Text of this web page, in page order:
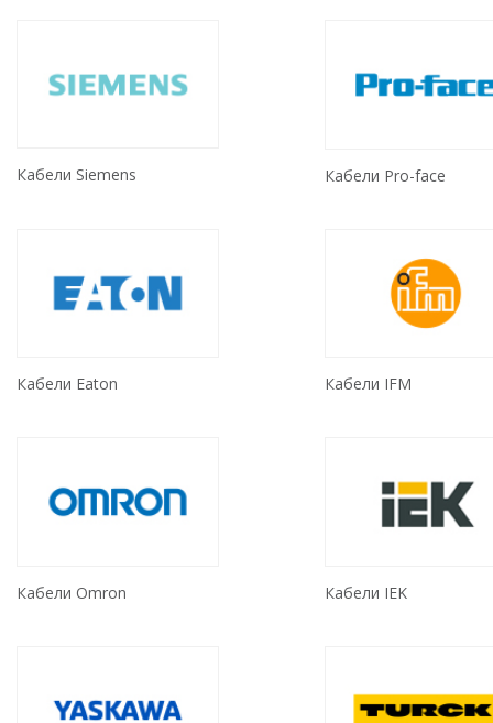
Кабели Siemens Кабели Pro-face
Кабели Eaton Кабели IFM
Кабели Omron Кабели IEK